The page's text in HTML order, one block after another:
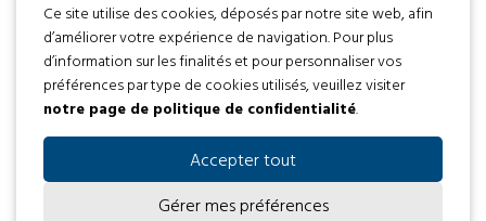
Développement web par
Tous droits réservés 2016 © L’envol
Politique de confidentialité
Ce site utilise des cookies, déposés par notre site web, afin
d’améliorer votre expérience de navigation. Pour plus
d’information sur les finalités et pour personnaliser vos
préférences par type de cookies utilisés, veuillez visiter
notre page de politique de confidentialité.
Accepter tout
Gérer mes préférences